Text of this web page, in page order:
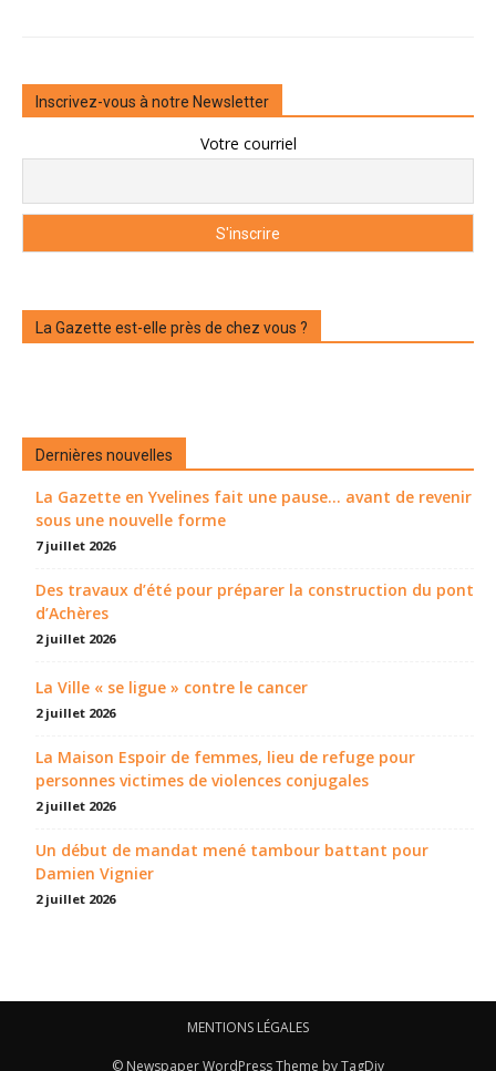
Inscrivez-vous à notre Newsletter
Votre courriel
La Gazette est-elle près de chez vous ?
Dernières nouvelles
La Gazette en Yvelines fait une pause... avant de revenir
sous une nouvelle forme
7 juillet 2026
Des travaux d’été pour préparer la construction du pont
d’Achères
2 juillet 2026
La Ville « se ligue » contre le cancer
2 juillet 2026
La Maison Espoir de femmes, lieu de refuge pour
personnes victimes de violences conjugales
2 juillet 2026
Un début de mandat mené tambour battant pour
Damien Vignier
2 juillet 2026
MENTIONS LÉGALES
© Newspaper WordPress Theme by TagDiv